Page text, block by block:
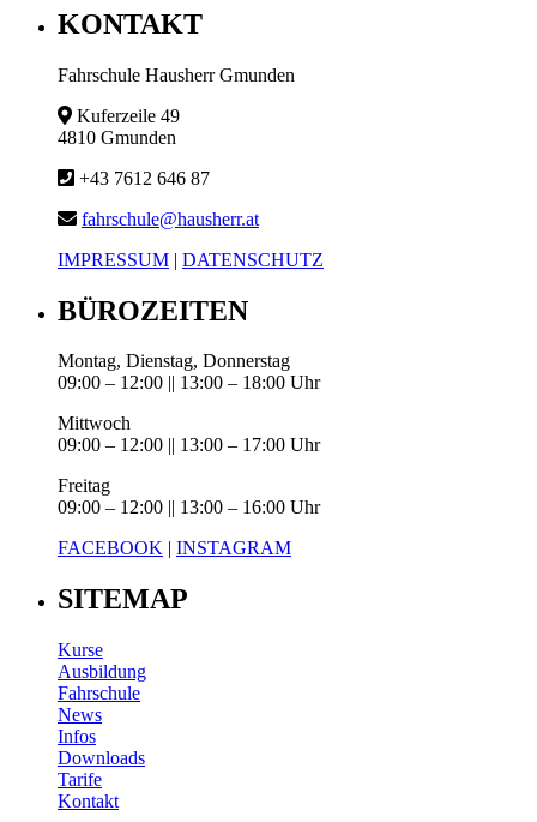
KONTAKT
Fahrschule Hausherr Gmunden
Kuferzeile 49
4810 Gmunden
+43 7612 646 87
fahrschule@hausherr.at
IMPRESSUM | DATENSCHUTZ
BÜROZEITEN
Montag, Dienstag, Donnerstag
09:00 – 12:00 || 13:00 – 18:00 Uhr
Mittwoch
09:00 – 12:00 || 13:00 – 17:00 Uhr
Freitag
09:00 – 12:00 || 13:00 – 16:00 Uhr
FACEBOOK | INSTAGRAM
SITEMAP
Kurse
Ausbildung
Fahrschule
News
Infos
Downloads
Tarife
Kontakt